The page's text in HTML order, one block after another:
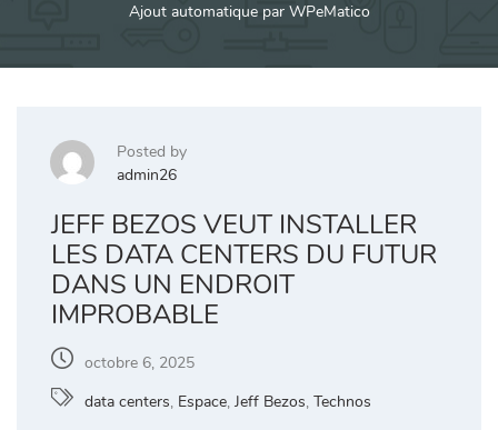
Ajout automatique par WPeMatico
Posted by
admin26
JEFF BEZOS VEUT INSTALLER
LES DATA CENTERS DU FUTUR
DANS UN ENDROIT
IMPROBABLE
octobre 6, 2025
data centers, Espace, Jeff Bezos, Technos